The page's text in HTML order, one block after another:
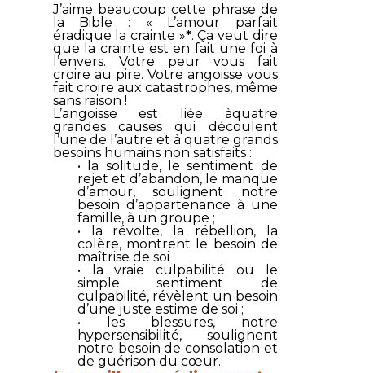
J’aime beaucoup cette phrase de
la Bible : « L’amour parfait
éradique la crainte »*. Ça veut dire
que la crainte est en fait une foi à
l’envers. Votre peur vous fait
croire au pire. Votre angoisse vous
fait croire aux catastrophes, même
sans raison !
L’angoisse est liée àquatre
grandes causes qui découlent
l’une de l’autre et à quatre grands
besoins humains non satisfaits :
• la solitude, le sentiment de
rejet et d’abandon, le manque
d’amour, soulignent notre
besoin d’appartenance à une
famille, à un groupe ;
• la révolte, la rébellion, la
colère, montrent le besoin de
maîtrise de soi ;
• la vraie culpabilité ou le
simple sentiment de
culpabilité, révèlent un besoin
d’une juste estime de soi ;
• les blessures, notre
hypersensibilité, soulignent
notre besoin de consolation et
de guérison du cœur.